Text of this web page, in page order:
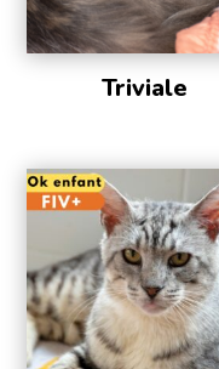
Triviale